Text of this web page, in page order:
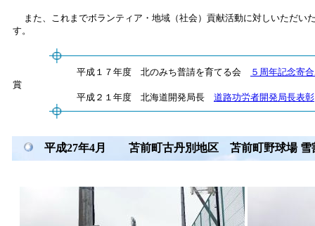
また、これまでボランティア・地域（社会）貢献活動に対しいただい
す。
平成１７年度 北のみち普請を育てる会
５周年記念寄
賞
平成２１年度 北海道開発局長 道路功労者開発局長表彰
平成27年4月 苫前町古丹別地区 苫前町野球場 雪